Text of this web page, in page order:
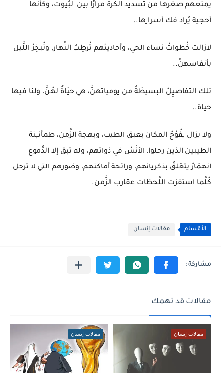
يمنعهم صغرها من تسديد الكرة مرارًا بين البُيوت، وكأنَّها
أحجية يُراد فك أسرارها..
لازالت خُطواتُ نساء الحي، وأحاديثهم تُرطِبُ النَّهار، وتُبخِرُ اللَّيل
بأنفاسهنَّ..
تلك التفاصيِلُ البسيطَةُ من يومياتهنَّ، هي حيَاةٌ لهُنَّ، ولنا فيها
حياة..
ولا يزال يفُوْحُ المكان بعبق الطيب، وبهجة الزَّمن، طمأنينة
الطيبين الذين رحلوا، الأنْسُ في ذواتهم، ولم تبق إلا الدُّموع
انهمَارٌ يتعَلقُ بذكرياتهم، ورائحة أماكنهم، وصُورهم التي لا ترحل
كُلَّما استفزت اللَّحظات عقارب الزَّمن.
الأقسام مقالات إنسان
مقالات قد تهمك
مقالات إنسان مقالات إنسان